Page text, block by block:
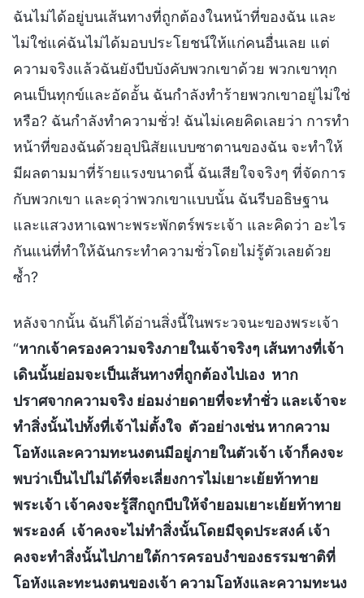
ฉันไม่ได้อยู่บนเส้นทางที่ถูกต้องในหน้าที่ของฉัน และ
ไม่ใช่แค่ฉันไม่ได้มอบประโยชน์ให้แก่คนอื่นเลย แต่
ความจริงแล้วฉันยังบีบบังคับพวกเขาด้วย พวกเขาทุก
คนเป็นทุกข์และอัดอั้น ฉันกำลังทำร้ายพวกเขาอยู่ไม่ใช่
หรือ? ฉันกำลังทำความชั่ว! ฉันไม่เคยคิดเลยว่า การทำ
หน้าที่ของฉันด้วยอุปนิสัยแบบซาตานของฉัน จะทำให้
มีผลตามมาที่ร้ายแรงขนาดนี้ ฉันเสียใจจริงๆ ที่จัดการ
กับพวกเขา และดุว่าพวกเขาแบบนั้น ฉันรีบอธิษฐาน
และแสวงหาเฉพาะพระพักตร์พระเจ้า และคิดว่า อะไร
กันแน่ที่ทำให้ฉันกระทำความชั่วโดยไม่รู้ตัวเลยด้วย
ซ้ำ?
หลังจากนั้น ฉันก็ได้อ่านสิ่งนี้ในพระวจนะของพระเจ้า
“หากเจ้าครองความจริงภายในเจ้าจริงๆ เส้นทางที่เจ้า
เดินนั้นย่อมจะเป็นเส้นทางที่ถูกต้องไปเอง หาก
ปราศจากความจริง ย่อมง่ายดายที่จะทำชั่ว และเจ้าจะ
ทำสิ่งนั้นไปทั้งที่เจ้าไม่ตั้งใจ ตัวอย่างเช่น หากความ
โอหังและความทะนงตนมีอยู่ภายในตัวเจ้า เจ้าก็คงจะ
พบว่าเป็นไปไม่ได้ที่จะเลี่ยงการไม่เยาะเย้ยท้าทาย
พระเจ้า เจ้าคงจะรู้สึกถูกบีบให้จำยอมเยาะเย้ยท้าทาย
พระองค์ เจ้าคงจะไม่ทำสิ่งนั้นโดยมีจุดประสงค์ เจ้า
คงจะทำสิ่งนั้นไปภายใต้การครอบงำของธรรมชาติที่
โอหังและทะนงตนของเจ้า ความโอหังและความทะนง